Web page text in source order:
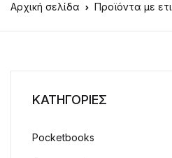
Αρχική σελίδα Προϊόντα με
ΚΑΤΗΓΟΡΙΕΣ
Pocketbooks